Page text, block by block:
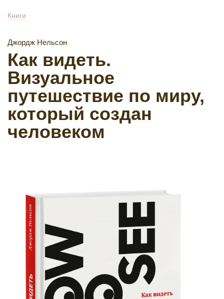
Книги
Джордж Нельсон
Как видеть.
Визуальное
путешествие по миру,
который создан
человеком